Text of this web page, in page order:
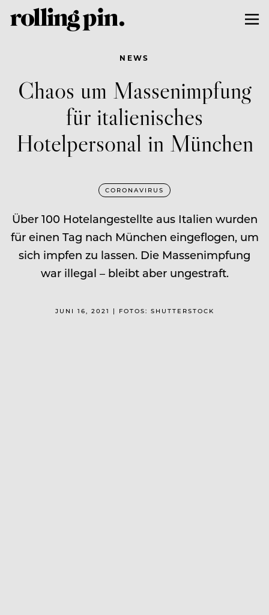
NEWS
Chaos um Massenimpfung
für italienisches
Hotelpersonal in München
CORONAVIRUS
Über 100 Hotelangestellte aus Italien wurden
für einen Tag nach München eingeflogen, um
sich impfen zu lassen. Die Massenimpfung
war illegal – bleibt aber ungestraft.
JUNI 16, 2021 | FOTOS: SHUTTERSTOCK